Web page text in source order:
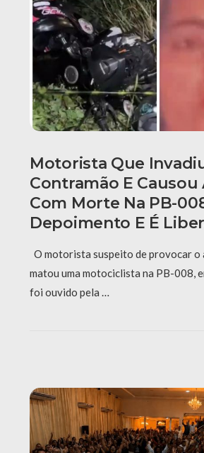
Motorista Que
Contramão E
Com Morte Na PB-
Depoimento E É
O motorista suspeito de provocar o
matou uma motociclista na PB-008,
foi ouvido pela …